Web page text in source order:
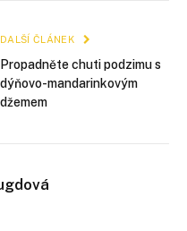
DALŠÍ ČLÁNEK
Propadněte chuti podzimu s
dýňovo-mandarinkovým
džemem